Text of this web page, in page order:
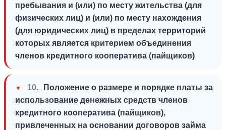
пребывания и (или) по месту жительства (для
физических лиц) и (или) по месту нахождения
(для юридических лиц) в пределах территорий
которых является критерием объединения
членов кредитного кооператива (пайщиков)
10.
Положение о размере и порядке платы за
использование денежных средств членов
кредитного кооператива (пайщиков),
привлеченных на основании договоров займа